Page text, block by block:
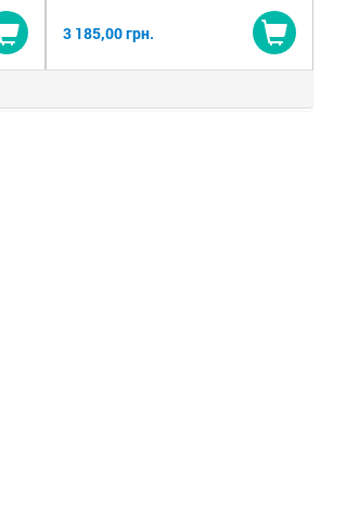
Купити
3 185,00 грн.
Купити